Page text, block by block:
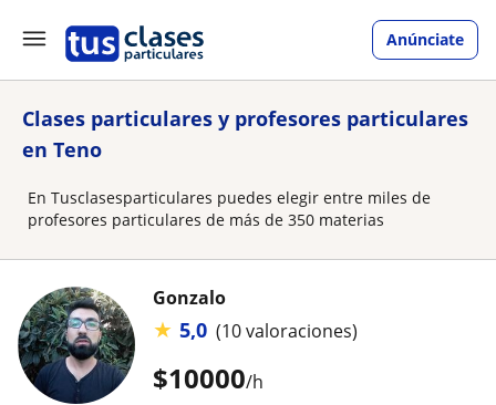
Anúnciate
Clases particulares y profesores particulares
en Teno
En Tusclasesparticulares puedes elegir entre miles de
profesores particulares de más de 350 materias
$10000/h
Gonzalo
★ 5,0 (10 valoraciones)